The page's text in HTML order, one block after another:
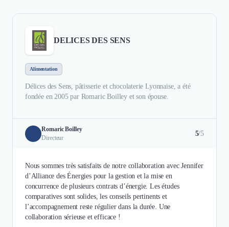
DELICES DES SENS
Alimentation
Délices des Sens, pâtisserie et chocolaterie Lyonnaise, a été
fondée en 2005 par Romaric Boilley et son épouse.
Romaric Boilley
Directeur
5/5
Nous sommes très satisfaits de notre collaboration avec Jennifer
d’Alliance des Énergies pour la gestion et la mise en
concurrence de plusieurs contrats d’énergie. Les études
comparatives sont solides, les conseils pertinents et
l’accompagnement reste régulier dans la durée. Une
collaboration sérieuse et efficace !